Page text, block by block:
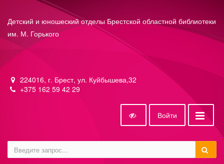
Детский и юношеский отделы Брестской областной библиотеки
им. М. Горького
224016, г. Брест, ул. Куйбышева,32
+375 162 59 42 29
Войти